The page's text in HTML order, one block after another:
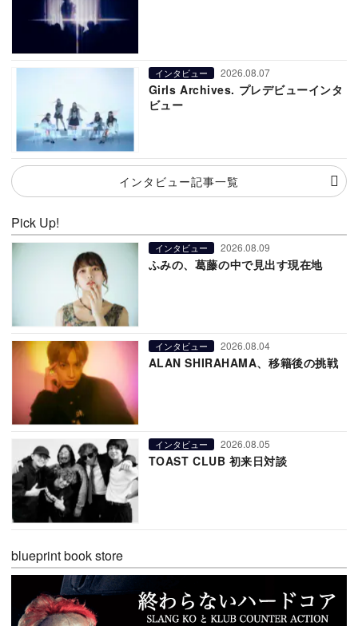
インタビュー 2026.08.07
Girls Archives. プレデビューインタ
ビュー
インタビュー記事一覧
Pick Up!
インタビュー 2026.08.09
ふみの、葛藤の中で見出す現在地
インタビュー 2026.08.04
ALAN SHIRAHAMA、移籍後の挑戦
インタビュー 2026.08.05
TOAST CLUB 初来日対談
blueprint book store